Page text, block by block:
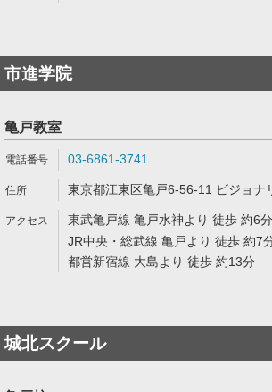
市進学院
亀戸教室
03-6861-3741
東京都江東区亀戸6-56-11 ビジョナ
東武亀戸線 亀戸水神より 徒歩 約6分
JR中央・総武線 亀戸より 徒歩 約7
都営新宿線 大島より 徒歩 約13分
城北スクール